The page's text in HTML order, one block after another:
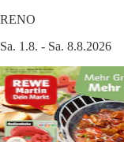
RENO
Sa. 1.8. - Sa. 8.8.2026